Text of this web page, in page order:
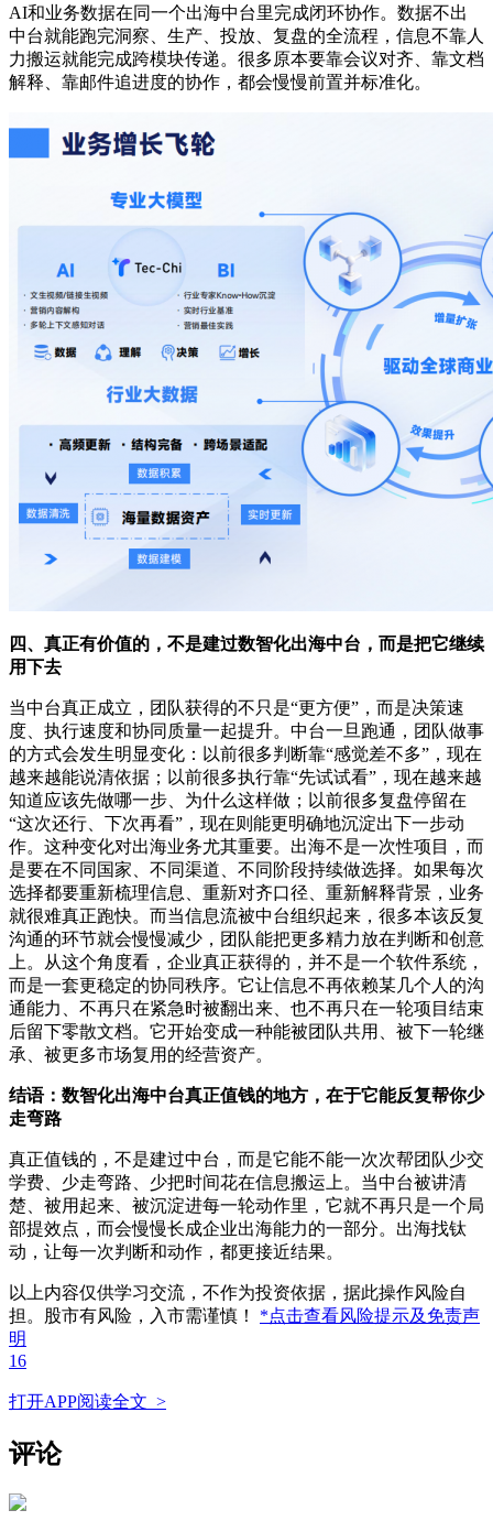
AI和业务数据在同一个出海中台里完成闭环协作。数据不出
中台就能跑完洞察、生产、投放、复盘的全流程，信息不靠人
力搬运就能完成跨模块传递。很多原本要靠会议对齐、靠文档
解释、靠邮件追进度的协作，都会慢慢前置并标准化。
四、真正有价值的，不是建过数智化出海中台，而是把它继续
用下去
当中台真正成立，团队获得的不只是“更方便”，而是决策速
度、执行速度和协同质量一起提升。中台一旦跑通，团队做事
的方式会发生明显变化：以前很多判断靠“感觉差不多”，现在
越来越能说清依据；以前很多执行靠“先试试看”，现在越来越
知道应该先做哪一步、为什么这样做；以前很多复盘停留在
“这次还行、下次再看”，现在则能更明确地沉淀出下一步动
作。这种变化对出海业务尤其重要。出海不是一次性项目，而
是要在不同国家、不同渠道、不同阶段持续做选择。如果每次
选择都要重新梳理信息、重新对齐口径、重新解释背景，业务
就很难真正跑快。而当信息流被中台组织起来，很多本该反复
沟通的环节就会慢慢减少，团队能把更多精力放在判断和创意
上。从这个角度看，企业真正获得的，并不是一个软件系统，
而是一套更稳定的协同秩序。它让信息不再依赖某几个人的沟
通能力、不再只在紧急时被翻出来、也不再只在一轮项目结束
后留下零散文档。它开始变成一种能被团队共用、被下一轮继
承、被更多市场复用的经营资产。
结语：数智化出海中台真正值钱的地方，在于它能反复帮你少
走弯路
真正值钱的，不是建过中台，而是它能不能一次次帮团队少交
学费、少走弯路、少把时间花在信息搬运上。当中台被讲清
楚、被用起来、被沉淀进每一轮动作里，它就不再只是一个局
部提效点，而会慢慢长成企业出海能力的一部分。出海找钛
动，让每一次判断和动作，都更接近结果。
以上内容仅供学习交流，不作为投资依据，据此操作风险自
担。股市有风险，入市需谨慎！ *点击查看风险提示及免责声
明
16
打开APP阅读全文 >
评论